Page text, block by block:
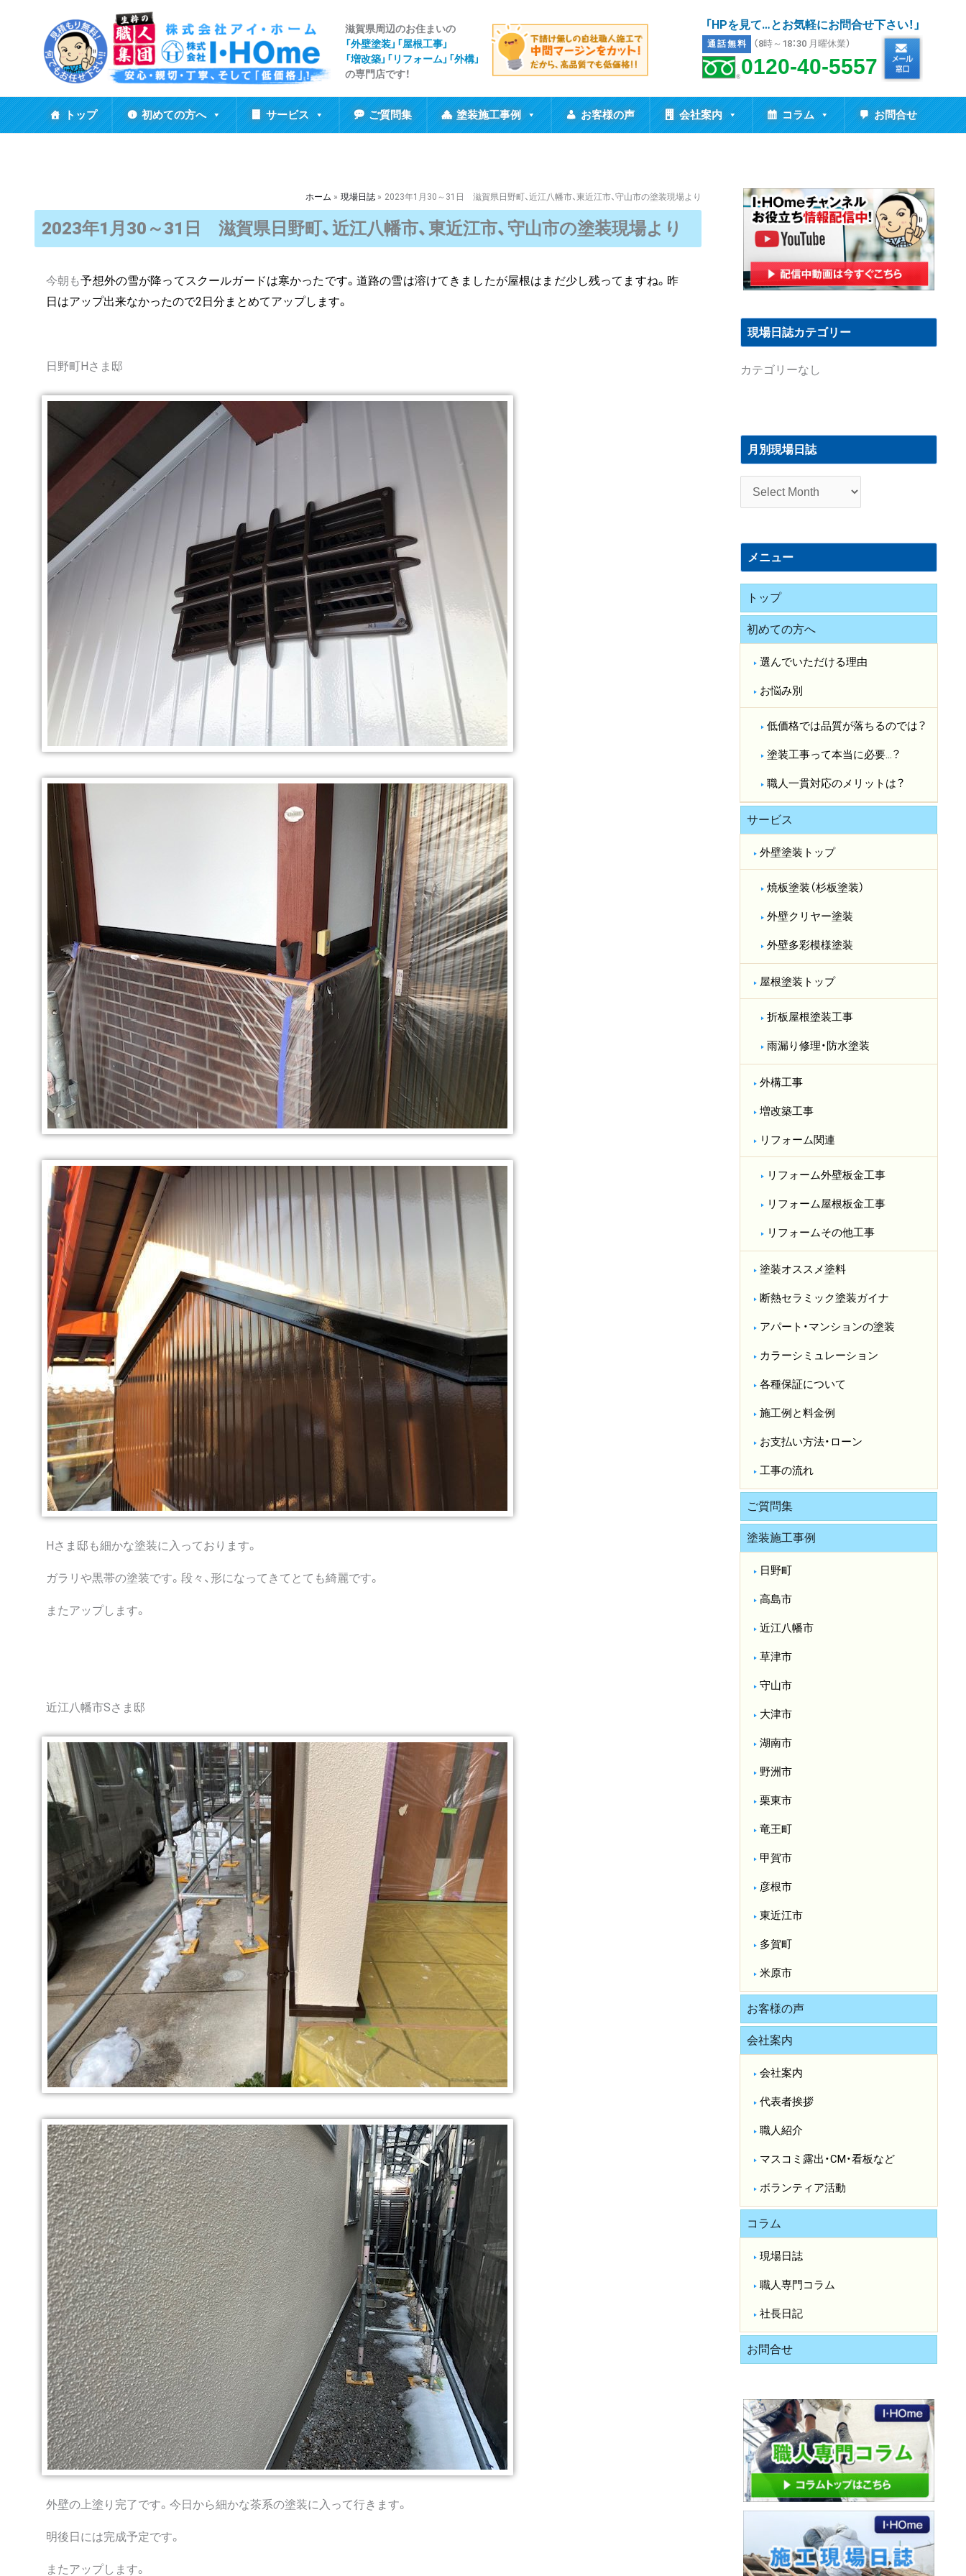
ッ
プ
滋賀県周辺のお住まいの
「外壁塗装」「屋根工事」
「増改築」「リフォーム」「外構」
の専門店です！
「HPを見て…とお気軽にお問合せ下さい！」
通話無料 （8時～18：30 月曜休業）
0120-40-5557
トップ 初めての方へ サービス ご質問集 塗装施工事例 お客様の声 会社案内 コラム お問合せ
ホーム 現場日誌 2023年1月30～31日 滋賀県日野町、近江八幡市、東近江市、守山市の塗装現場より
2023年1月30～31日 滋賀県日野町、近江八幡市、東近江市、守山市の塗装現場より
今朝も予想外の雪が降ってスクールガードは寒かったです。道路の雪は溶けてきましたが屋根はまだ少し残ってますね。昨
日はアップ出来なかったので2日分まとめてアップします。
日野町Hさま邸
Hさま邸も細かな塗装に入っております。
ガラリや黒帯の塗装です。段々、形になってきてとても綺麗です。
またアップします。
近江八幡市Sさま邸
外壁の上塗り完了です。今日から細かな茶系の塗装に入って行きます。
明後日には完成予定です。
またアップします。
現場日誌カテゴリー
カテゴリーなし
月別現場日誌
別
現
誌
メニュー
トップ
初めての方へ
選んでいただける理由
お悩み別
低価格では品質が落ちるのでは？​
塗装工事って本当に必要…？​
職人一貫対応のメリットは？​
サービス
外壁塗装トップ
焼板塗装（杉板塗装）
外壁クリヤー塗装
外壁多彩模様塗装
屋根塗装トップ
折板屋根塗装工事
雨漏り修理・防水塗装
外構工事
増改築工事
リフォーム関連
リフォーム外壁板金工事
リフォーム屋根板金工事
リフォームその他工事
塗装オススメ塗料
断熱セラミック塗装ガイナ
アパート・マンションの塗装
カラーシミュレーション
各種保証について
施工例と料金例
お支払い方法・ローン
工事の流れ
ご質問集
塗装施工事例
日野町
高島市
近江八幡市
草津市
守山市
大津市
湖南市
野洲市
栗東市
竜王町
甲賀市
彦根市
東近江市
多賀町
米原市
お客様の声
会社案内
会社案内
代表者挨拶
職人紹介
マスコミ露出・CM・看板など
ボランティア活動
コラム
現場日誌
職人専門コラム
社長日記
お問合せ